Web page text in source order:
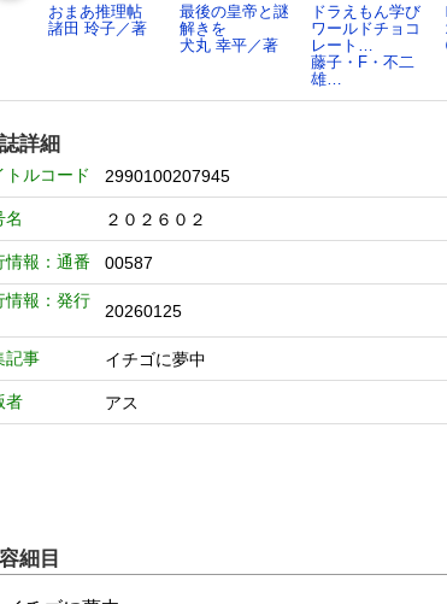
おまあ推理帖
諸田 玲子／著
最後の皇帝と謎
解きを
犬丸 幸平／著
ドラえもん学び
ワールドチョコ
レート…
藤子・F・不二
雄…
詳細
トルコード 2990100207945
名 ２０２６０２
情報：通番
00587
情報：発行
20260125
記事 イチゴに夢中
者 アス
細目